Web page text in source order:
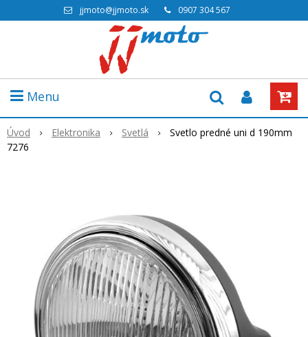
jjmoto@jjmoto.sk 0907 304 567
Menu
Úvod Elektronika Svetlá
Svetlo predné uni d 190mm
7276